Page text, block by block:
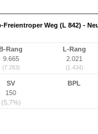
Freientroper Weg (L 842) -
B-Rang
9.665
(7.263)
L-Rang
2.021
(1.434)
SV
150
(5,7%)
BPL